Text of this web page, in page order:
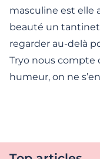
masculine est elle
beauté un tantinet
regarder au-delà
Tryo nous compte
humeur, on ne